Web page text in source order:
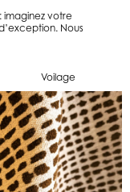
imaginez votre
Nous
Voilage